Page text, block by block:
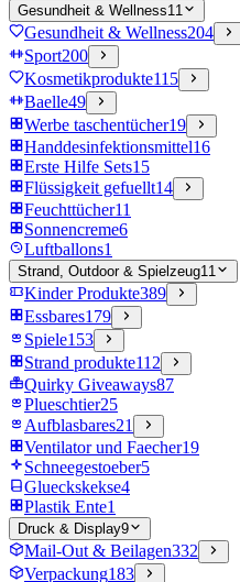
Gesundheit & Wellness11
Gesundheit & Wellness204
Sport200
Kosmetikprodukte115
Baelle49
Werbe taschentücher19
Handdesinfektionsmittel16
Erste Hilfe Sets15
Flüssigkeit gefuellt14
Feuchttücher11
Sonnencreme6
Luftballons1
Strand, Outdoor & Spielzeug11
Kinder Produkte389
Essbares179
Spiele153
Strand produkte112
Quirky Giveaways87
Plueschtier25
Aufblasbares21
Ventilator und Faecher19
Schneegestoeber5
Glueckskekse4
Plastik Ente1
Druck & Display9
Mail-Out & Beilagen332
Verpackung183